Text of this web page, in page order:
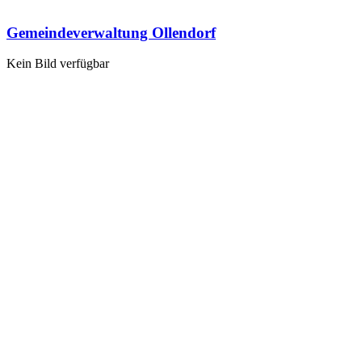
Gemeindeverwaltung Ollendorf
Kein Bild verfügbar